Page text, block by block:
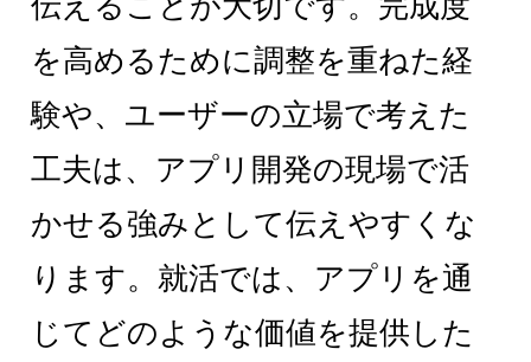
を高めるために調整を重ねた経
験や、ユーザーの立場で考えた
工夫は、アプリ開発の現場で活
かせる強みとして伝えやすくな
ります。就活では、アプリを通
じてどのような価値を提供した